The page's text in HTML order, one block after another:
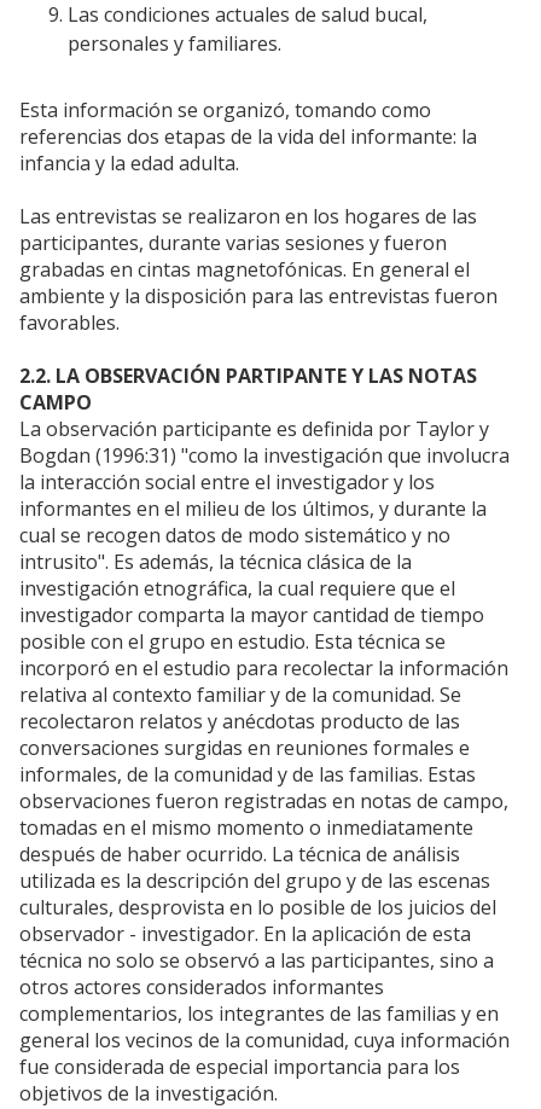
Las condiciones actuales de salud bucal,
personales y familiares.
Esta información se organizó, tomando como
referencias dos etapas de la vida del informante: la
infancia y la edad adulta.
Las entrevistas se realizaron en los hogares de las
participantes, durante varias sesiones y fueron
grabadas en cintas magnetofónicas. En general el
ambiente y la disposición para las entrevistas fueron
favorables.
2.2. LA OBSERVACIÓN PARTIPANTE Y LAS NOTAS
CAMPO
La observación participante es definida por Taylor y
Bogdan (1996:31) "como la investigación que involucra
la interacción social entre el investigador y los
informantes en el milieu de los últimos, y durante la
cual se recogen datos de modo sistemático y no
intrusito". Es además, la técnica clásica de la
investigación etnográfica, la cual requiere que el
investigador comparta la mayor cantidad de tiempo
posible con el grupo en estudio. Esta técnica se
incorporó en el estudio para recolectar la información
relativa al contexto familiar y de la comunidad. Se
recolectaron relatos y anécdotas producto de las
conversaciones surgidas en reuniones formales e
informales, de la comunidad y de las familias. Estas
observaciones fueron registradas en notas de campo,
tomadas en el mismo momento o inmediatamente
después de haber ocurrido. La técnica de análisis
utilizada es la descripción del grupo y de las escenas
culturales, desprovista en lo posible de los juicios del
observador - investigador. En la aplicación de esta
técnica no solo se observó a las participantes, sino a
otros actores considerados informantes
complementarios, los integrantes de las familias y en
general los vecinos de la comunidad, cuya información
fue considerada de especial importancia para los
objetivos de la investigación.